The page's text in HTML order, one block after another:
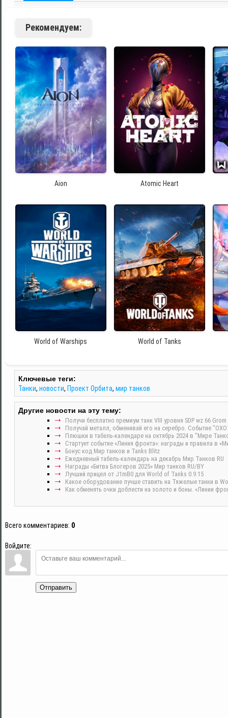
Рекомендуем:
Aion Atomic Heart
World of Warships World of Tanks
Ключевые теги:
Танки, новости, Проект Орбита, мир танков
Другие новости на эту тему:
Получи бесплатно премиум танк VIII уровня SDP wz 66
Получай металл, обменивай его на серебро. Событие
Плюшки в табель-календаре на октябрь 2024 в "Мире
Стартует событие «Линия фронта»: награды и правила в
Бонус код Мир танков и Tanks Blitz
Ежедневный табель-календарь на декабрь Мир Танков RU
Награды «Битва Блогеров 2025» Мир танков RU/BY
Лучший прицел от J1mB0 для World of Tanks 0.9.15
Какое оборудование лучше ставить на Тяжелые танки в
Как обменять очки доблести на золото и боны. «Линии
Всего комментариев: 0
Войдите:
Отправить